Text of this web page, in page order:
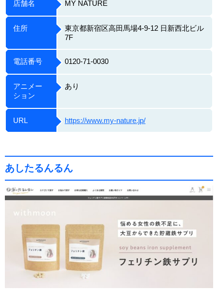
店舗名 MY NATURE
住所
東京都新宿区高田馬場4-9-12 日新西北ビル
7F
電話番号 0120-71-0030
アニメー
ション
あり
URL https://www.my-nature.jp/
あしたるんるん